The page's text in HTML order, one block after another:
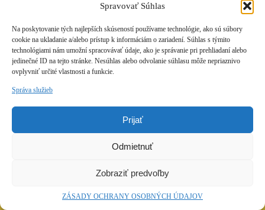
Spravovať Súhlas
Na poskytovanie tých najlepších skúseností používame technológie, ako sú súbory
cookie na ukladanie a/alebo prístup k informáciám o zariadení. Súhlas s týmito
technológiami nám umožní spracovávať údaje, ako je správanie pri prehliadaní alebo
jedinečné ID na tejto stránke. Nesúhlas alebo odvolanie súhlasu môže nepriaznivo
ovplyvniť určité vlastnosti a funkcie.
Správa služieb
Prijať
Odmietnuť
Zobraziť predvoľby
ZÁSADY OCHRANY OSOBNÝCH ÚDAJOV